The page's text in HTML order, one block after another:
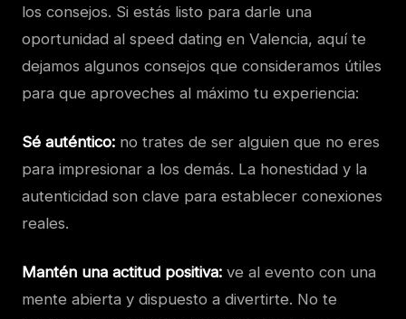
los consejos. Si estás listo para darle una
oportunidad al speed dating en Valencia, aquí te
dejamos algunos consejos que consideramos útiles
para que aproveches al máximo tu experiencia:
Sé auténtico: no trates de ser alguien que no eres
para impresionar a los demás. La honestidad y la
autenticidad son clave para establecer conexiones
reales.
Mantén una actitud positiva: ve al evento con una
mente abierta y dispuesto a divertirte. No te